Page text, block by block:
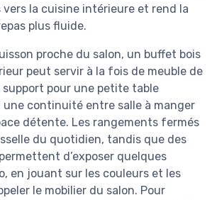
vers la cuisine intérieure et rend la
plus fluide.
proche du salon, un buffet bois
peut servir à la fois de meuble de
pour une petite table
une continuité entre salle à manger
détente. Les rangements fermés
du quotidien, tandis que des
d’exposer quelques
en jouant sur les couleurs et les
le mobilier du salon. Pour